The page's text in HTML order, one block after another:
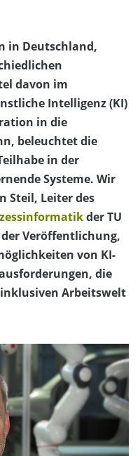
in Deutschland,
davon im
Intelligenz (KI)
in die
beleuchtet die
in der
Systeme. Wir
Steil, Leiter des
der TU
Veröffentlichung,
von KI-
die
Arbeitswelt